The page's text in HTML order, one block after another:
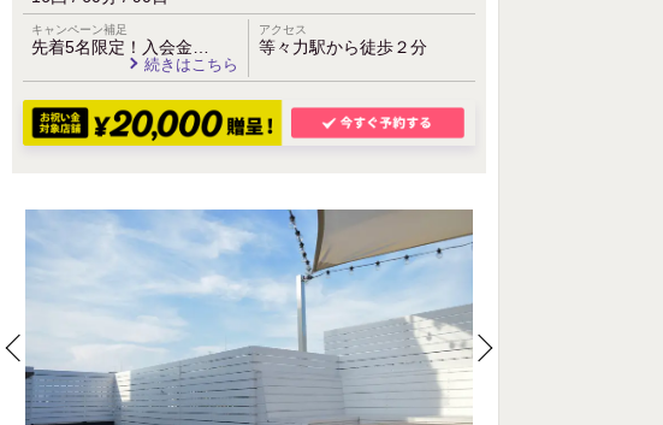
キャンペーン補足
先着5名限定！入会金…
続きはこちら
アクセス
等々力駅から徒歩２分